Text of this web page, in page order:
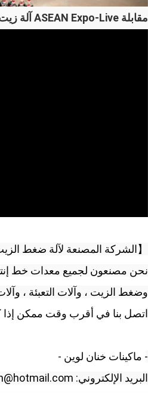
مقابلة ASEAN Expo-Live آلة زيت لوين لزيت الطهي وزيت فول الصويا والسمسم وزيت جوز الهند وما إلى ذلك】
【الشركة المصنعة لآلة ضغط
وضغط الزيت ، وآلات التعبئة ،
اتصل بنا في أقرب وقت ممكن إذا
- ماكينات خنان لوين -
البريد الإلكتروني: hnlewin@hotmail.com